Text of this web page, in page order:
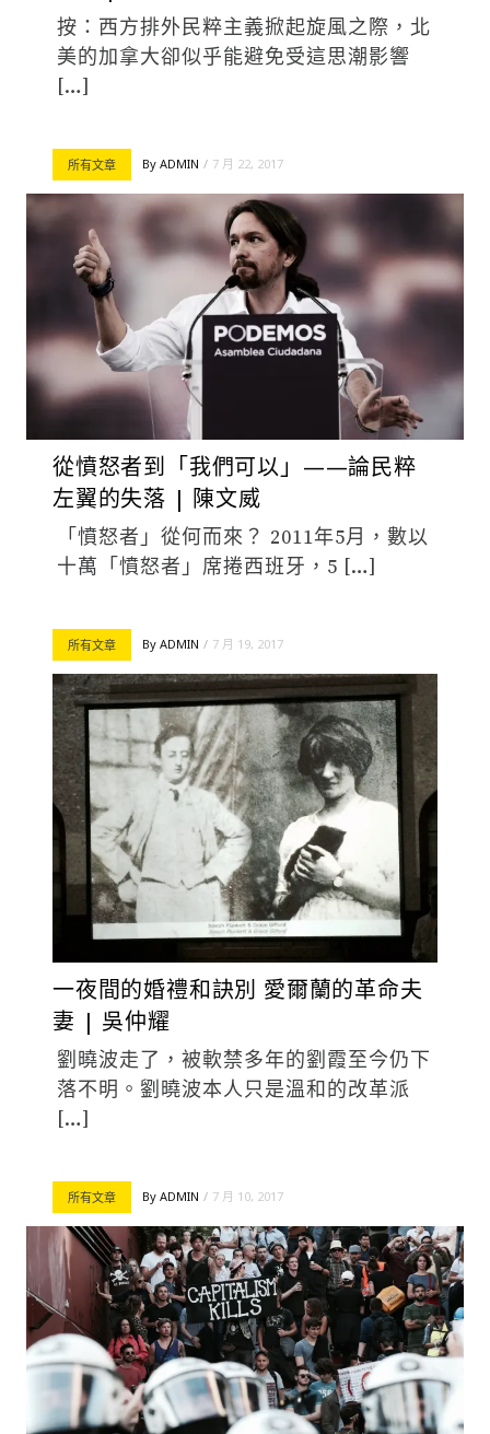
按：西方排外民粹主義掀起旋風之際，北
美的加拿大卻似乎能避免受這思潮影響
[…]
所有文章 By ADMIN 7 月 22, 2017
從憤怒者到「我們可以」——論民粹
左翼的失落 | 陳文威
「憤怒者」從何而來？ 2011年5月，數以
十萬「憤怒者」席捲西班牙，5 […]
所有文章 By ADMIN 7 月 19, 2017
一夜間的婚禮和訣別 愛爾蘭的革命夫
妻 | 吳仲耀
劉曉波走了，被軟禁多年的劉霞至今仍下
落不明。劉曉波本人只是溫和的改革派
[…]
所有文章 By ADMIN 7 月 10, 2017